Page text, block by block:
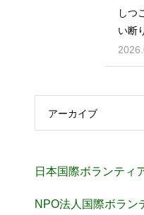
しつ
い断
ーす
アーカイブ
日本国際ボランティ
NPO法人国際ボラン